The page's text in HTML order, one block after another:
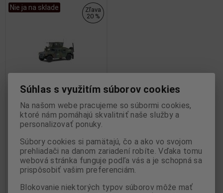
Nie ja na sklade
Zľava
20 %
1:43 AM General M1115
Humvee KFOR Green Camo
1983 - SOLIDO - S4800104
Výrobca:SOLIDO
Katalógové číslo: SO-S4800104
Skladom:0 ks
26,35 EUR32,95 EUR
Pridať do košíka
Súhlas s využitím súborov cookies
Na našom webe pracujeme so súbormi cookies,
ktoré nám pomáhajú skvalitniť naše služby a
personalizovať ponuky.
Súbory cookies si pamätajú, čo a ako vo svojom
prehliadači na danom zariadení robíte. Vďaka tomu
webová stránka funguje podľa vás a je schopná sa
prispôsobiť vašim preferenciám.
Blokovanie niektorých typov súborov môže mať